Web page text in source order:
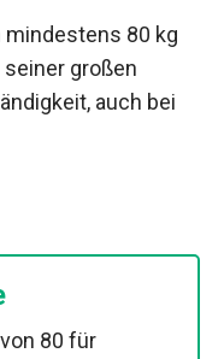
80 kg
großen
auch bei
80 für